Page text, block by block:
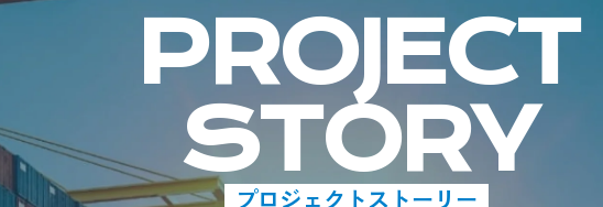
PROJECT
STORY
プロジェクトストーリー